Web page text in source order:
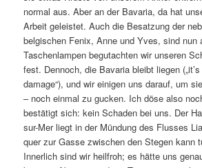
normal aus. Aber an der Bavaria, da hat
Arbeit geleistet. Auch die Besatzung der
belgischen Fenix, Anne und Yves, sind nun
Taschenlampen begutachten wir unseren
fest. Dennoch, die Bavaria bleibt liegen
damage“), und wir einigen uns darauf, um
– noch einmal zu gucken. Ich döse also
bestätigt sich: kein Schaden bei uns. Der
sur-Mer liegt in der Mündung des Flusses
quer zur Gasse zwischen den Stegen kann
Innerlich sind wir heilfroh; es hätte uns